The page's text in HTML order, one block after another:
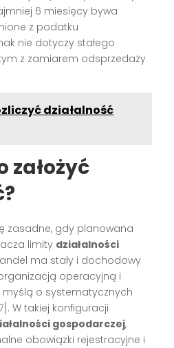
6 miesięcy bywa
z podatku
nie dotyczy stałego
z zamiarem odsprzedaży
działalność
założyć
zasadne, gdy planowana
limity działalności
ma stały i dochodowy
operacyjną i
o systematycznych
W takiej konfiguracji
gospodarczej,
obowiązki rejestracyjne i